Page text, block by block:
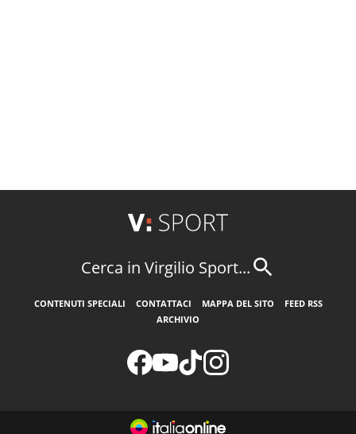
Cerca in Virgilio Sport...
CONTENUTI SPECIALI CONTATTACI MAPPA DEL SITO
FEED RSS
ARCHIVIO